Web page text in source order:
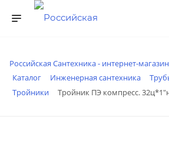
Российская Сантехника - интернет-
Каталог
Инженерная сантехника
Тройники
Тройник ПЭ компресс.